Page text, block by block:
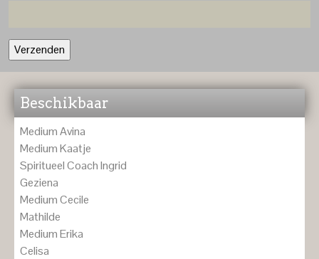
Beschikbaar
Medium Avina
Medium Kaatje
Spiritueel Coach Ingrid
Geziena
Medium Cecile
Mathilde
Medium Erika
Celisa